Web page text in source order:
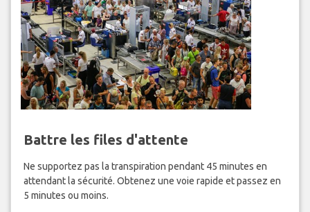
Battre les files d'attente
Ne supportez pas la transpiration pendant 45 minutes en
attendant la sécurité. Obtenez une voie rapide et passez en
5 minutes ou moins.